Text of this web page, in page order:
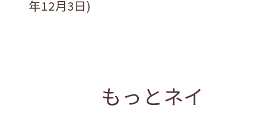
年12月3日)
もっとネイ